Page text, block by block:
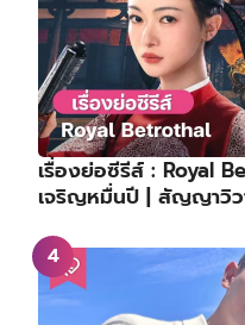
เรื่องย่อซีรีส์ : Royal
เจริญหมื่นปี | สัญญาวิว